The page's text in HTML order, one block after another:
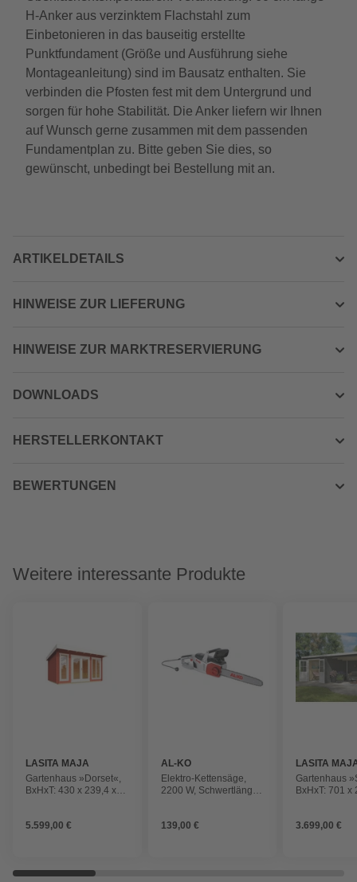
H-Anker aus verzinktem Flachstahl zum
Einbetonieren in das bauseitig erstellte
Punktfundament (Größe und Ausführung siehe
Montageanleitung) sind im Bausatz enthalten. Sie
verbinden die Pfosten fest mit dem Untergrund und
sorgen für hohe Stabilität. Die Anker liefern wir Ihnen
auf Wunsch gerne zusammen mit dem passenden
Fundamentplan zu. Bitte geben Sie dies, so
gewünscht, unbedingt bei Bestellung mit an.
ARTIKELDETAILS
HINWEISE ZUR LIEFERUNG
HINWEISE ZUR MARKTRESERVIERUNG
DOWNLOADS
HERSTELLERKONTAKT
BEWERTUNGEN
Weitere interessante Produkte
LASITA MAJA
Gartenhaus »Dorset«,
BxHxT: 430 x 239,4 x
schwedenrot
5.599,00 €
AL-KO
Elektro-Kettensäge,
2200 W, Schwertlänge:
139,00 €
LASITA
Gartenhaus
BxHxT: 701 x
grüngrau
3.699,00 €